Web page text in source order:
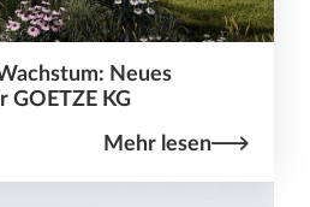
Neues
GOETZE KG
Mehr lesen